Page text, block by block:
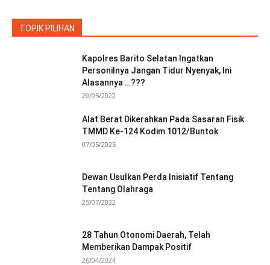
TOPIK PILIHAN
Kapolres Barito Selatan Ingatkan
Personilnya Jangan Tidur Nyenyak, Ini
Alasannya …???
29/05/2022
Alat Berat Dikerahkan Pada Sasaran Fisik
TMMD Ke-124 Kodim 1012/Buntok
07/05/2025
Dewan Usulkan Perda Inisiatif Tentang
Tentang Olahraga
25/07/2022
28 Tahun Otonomi Daerah, Telah
Memberikan Dampak Positif
26/04/2024